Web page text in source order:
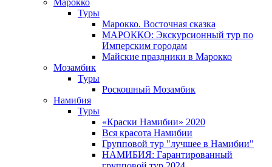
Марокко
Туры
Марокко. Восточная сказка
МАРОККО: Экскурсионный тур по
Имперским городам
Майские праздники в Марокко
Мозамбик
Туры
Роскошный Мозамбик
Намибия
Туры
«Краски Намибии» 2020
Вся красота Намибии
Групповой тур "лучшее в Намибии"
НАМИБИЯ: Гарантированный